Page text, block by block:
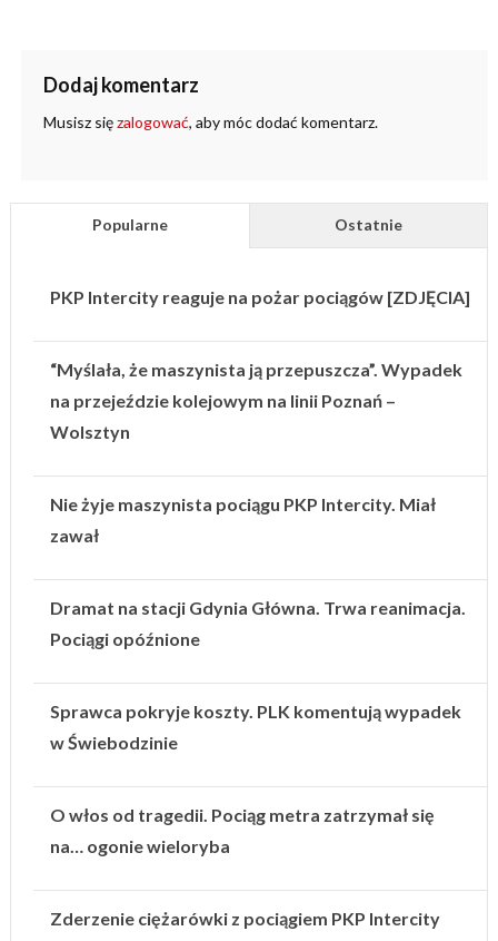
Dodaj komentarz
Musisz sięzalogować, aby móc dodać komentarz.
Popularne Ostatnie
PKP Intercity reaguje na pożar pociągów [ZDJĘCIA]
“Myślała, że maszynista ją przepuszcza”. Wypadek
na przejeździe kolejowym na linii Poznań –
Wolsztyn
Nie żyje maszynista pociągu PKP Intercity. Miał
zawał
Dramat na stacji Gdynia Główna. Trwa reanimacja.
Pociągi opóźnione
Sprawca pokryje koszty. PLK komentują wypadek
w Świebodzinie
O włos od tragedii. Pociąg metra zatrzymał się
na… ogonie wieloryba
Zderzenie ciężarówki z pociągiem PKP Intercity